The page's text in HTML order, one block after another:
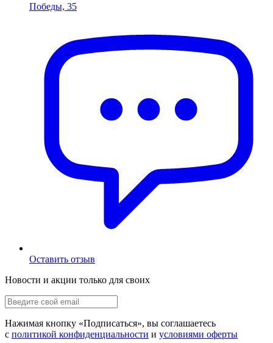
Победы, 35
Оставить отзыв
Новости и акции только для своих
Нажимая кнопку «Подписаться», вы соглашаетесь
с политикой конфиденциальности и условиями оферты